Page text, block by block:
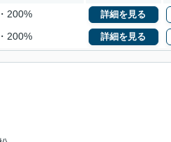
200% 詳細を見る
200% 詳細を見る